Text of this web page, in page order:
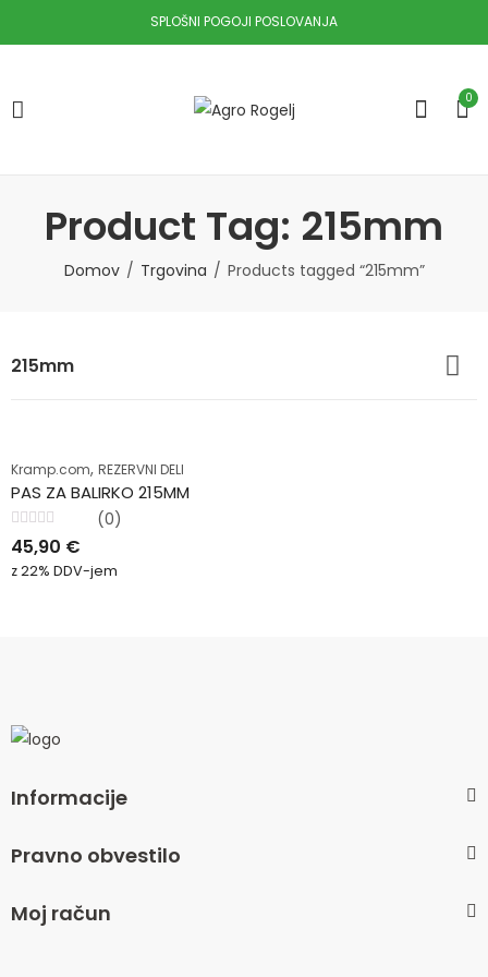
SPLOŠNI POGOJI POSLOVANJA
0
Product Tag: 215mm
Domov Trgovina Products tagged “215mm”
215mm
Kramp.com, REZERVNI DELI
PAS ZA BALIRKO 215MM
Ocenjeno
0
od
5
(0)
45,90 €
z 22% DDV-jem
Informacije
Pravno obvestilo
Moj račun